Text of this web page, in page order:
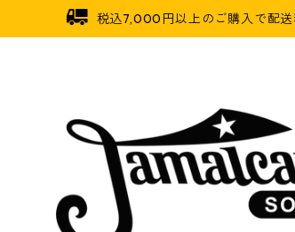
税込7,000円以上のご購入で配